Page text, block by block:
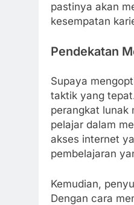
pastinya akan
kesempatan
Pendekatan
Supaya
taktik yang
perangkat lunak
pelajar dalam
akses internet
pembelajaran
Kemudian,
Dengan cara